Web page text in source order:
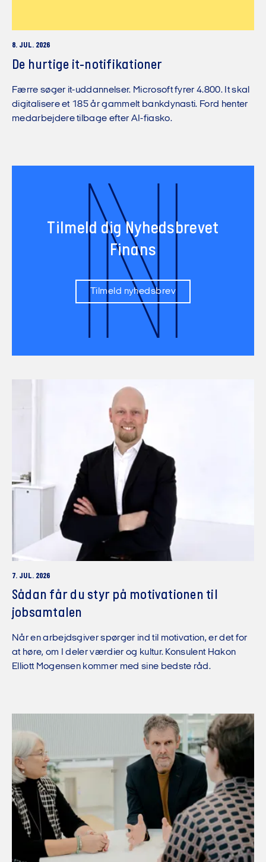
8. JUL. 2026
De hurtige it-notifikationer
Færre søger it-uddannelser. Microsoft fyrer 4.800. It skal
digitalisere et 185 år gammelt bankdynasti. Ford henter
medarbejdere tilbage efter AI-fiasko.
N
Tilmeld dig Nyhedsbrevet
Finans
Tilmeld nyhedsbrev
7. JUL. 2026
Sådan får du styr på motivationen til
jobsamtalen
Når en arbejdsgiver spørger ind til motivation, er det for
at høre, om I deler værdier og kultur. Konsulent Hakon
Elliott Mogensen kommer med sine bedste råd.